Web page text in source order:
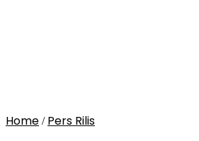
Home / Pers Rilis